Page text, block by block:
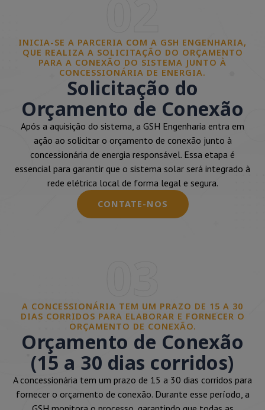
INICIA-SE A PARCERIA COM A GSH ENGENHARIA,
QUE REALIZA A SOLICITAÇÃO DO ORÇAMENTO
PARA A CONEXÃO DO SISTEMA JUNTO À
CONCESSIONÁRIA DE ENERGIA.
Solicitação do
Orçamento de Conexão
Após a aquisição do sistema, a GSH Engenharia entra em
ação ao solicitar o orçamento de conexão junto à
concessionária de energia responsável. Essa etapa é
essencial para garantir que o sistema solar será integrado à
rede elétrica local de forma legal e segura.
CONTATE-NOS
A CONCESSIONÁRIA TEM UM PRAZO DE 15 A 30
DIAS CORRIDOS PARA ELABORAR E FORNECER O
ORÇAMENTO DE CONEXÃO.
Orçamento de Conexão
(15 a 30 dias corridos)
A concessionária tem um prazo de 15 a 30 dias corridos para
fornecer o orçamento de conexão. Durante esse período, a